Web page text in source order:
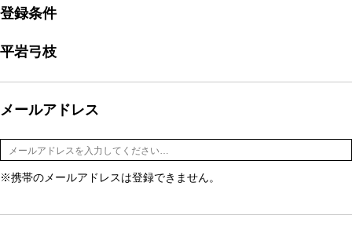
登録条件
平岩弓枝
メールアドレス
※携帯のメールアドレスは登録できません。